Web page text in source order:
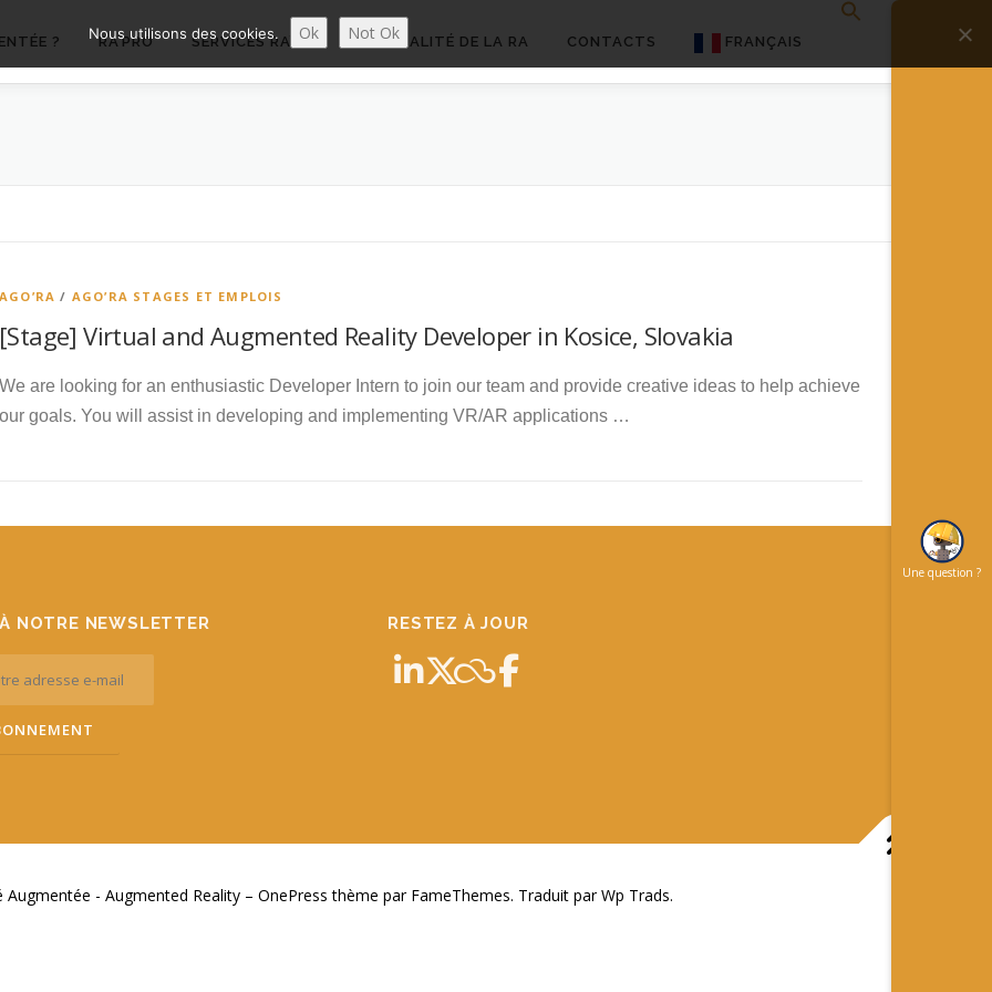
? RA’PRO SERVICES RA’PRO ACTUALITÉ DE LA RA CONTACTS FRANÇAIS
Español
AGO’RA / AGO’RA STAGES ET EMPLOIS
[Stage] Virtual and Augmented Reality Developer in Kosice, Slovakia
We are looking for an enthusiastic Developer Intern to join our team and provide creative ideas to help achieve
our goals. You will assist in developing and implementing VR/AR applications …
NOTRE NEWSLETTER RESTEZ À JOUR
- Augmented Reality – OnePress thème par FameThemes. Traduit par Wp Trads.
Une question ?
Nous utilisons des cookies. Ok Not Ok